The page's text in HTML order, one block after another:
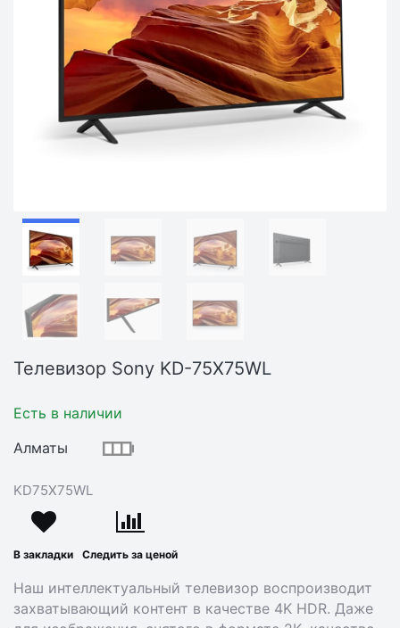
Телевизор Sony KD-75X75WL
Есть в наличии
Алматы
KD75X75WL
В закладки Следить за ценой
Наш интеллектуальный телевизор воспроизводит
захватывающий контент в качестве 4K HDR. Даже